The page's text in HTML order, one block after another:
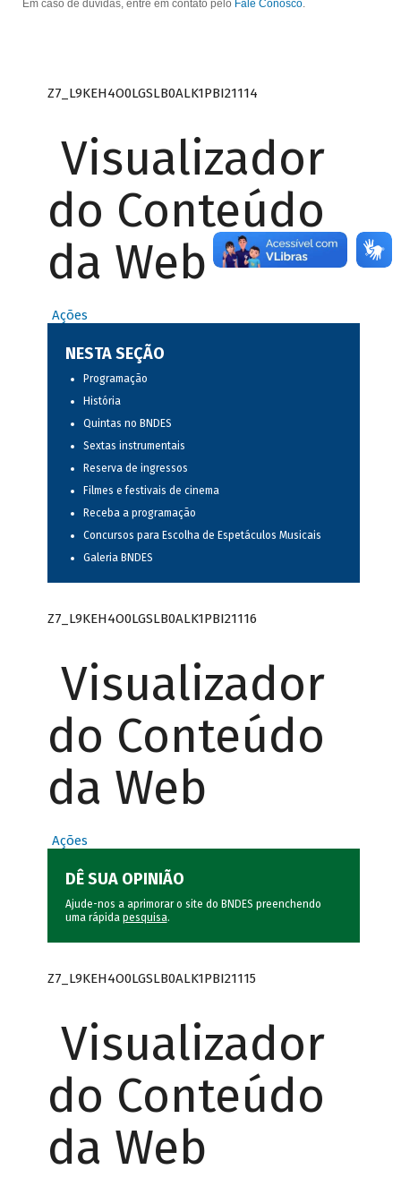
Em caso de dúvidas, entre em contato pelo Fale Conosco.
Z7_L9KEH4O0LGSLB0ALK1PBI21114
Visualizador
do Conteúdo
da Web
Ações
NESTA SEÇÃO
Programação
História
Quintas no BNDES
Sextas instrumentais
Reserva de ingressos
Filmes e festivais de cinema
Receba a programação
Concursos para Escolha de Espetáculos Musicais
Galeria BNDES
Z7_L9KEH4O0LGSLB0ALK1PBI21116
Visualizador
do Conteúdo
da Web
Ações
DÊ SUA OPINIÃO
Ajude-nos a aprimorar o site do BNDES preenchendo
uma rápida pesquisa.
Z7_L9KEH4O0LGSLB0ALK1PBI21115
Visualizador
do Conteúdo
da Web